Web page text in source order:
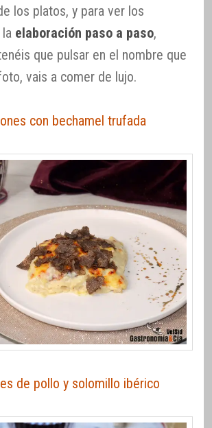
los platos, y para ver los
elaboración paso a paso,
que pulsar en el nombre que
vais a comer de lujo.
con bechamel trufada
de pollo y solomillo ibérico